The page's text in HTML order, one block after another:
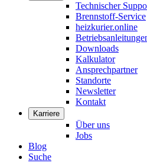
Technischer
Brennstoff-Service
heizkurier.online
Downloads
Kalkulator
Ansprechpartner
Standorte
Newsletter
Kontakt
Karriere
Über uns
Jobs
Blog
Suche